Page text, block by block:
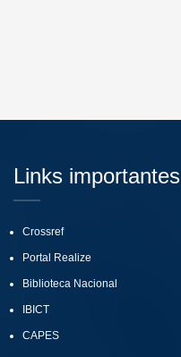
Links importantes
Crossref
Portal Realize
Biblioteca Nacional
IBICT
CAPES